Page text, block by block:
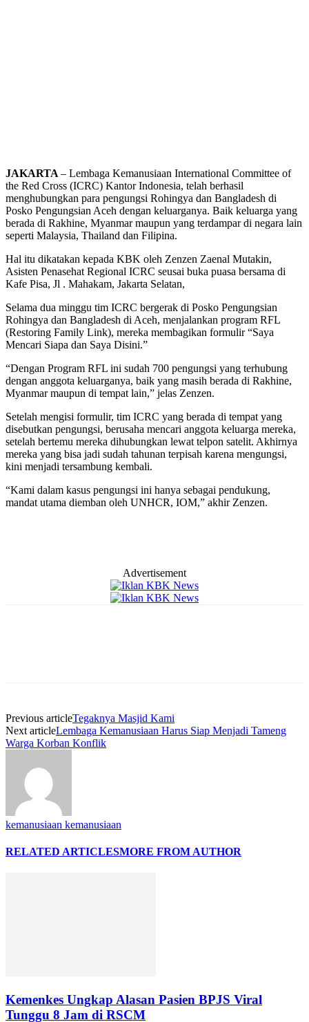
JAKARTA – Lembaga Kemanusiaan International Committee of
the Red Cross (ICRC) Kantor Indonesia, telah berhasil
menghubungkan para pengungsi Rohingya dan Bangladesh di
Posko Pengungsian Aceh dengan keluarganya. Baik keluarga yang
berada di Rakhine, Myanmar maupun yang terdampar di negara lain
seperti Malaysia, Thailand dan Filipina.
Hal itu dikatakan kepada KBK oleh Zenzen Zaenal Mutakin,
Asisten Penasehat Regional ICRC seusai buka puasa bersama di
Kafe Pisa, Jl . Mahakam, Jakarta Selatan,
Selama dua minggu tim ICRC bergerak di Posko Pengungsian
Rohingya dan Bangladesh di Aceh, menjalankan program RFL
(Restoring Family Link), mereka membagikan formulir “Saya
Mencari Siapa dan Saya Disini.”
“Dengan Program RFL ini sudah 700 pengungsi yang terhubung
dengan anggota keluarganya, baik yang masih berada di Rakhine,
Myanmar maupun di tempat lain,” jelas Zenzen.
Setelah mengisi formulir, tim ICRC yang berada di tempat yang
disebutkan pengungsi, berusaha mencari anggota keluarga mereka,
setelah bertemu mereka dihubungkan lewat telpon satelit. Akhirnya
mereka yang bisa jadi sudah tahunan terpisah karena mengungsi,
kini menjadi tersambung kembali.
“Kami dalam kasus pengungsi ini hanya sebagai pendukung,
mandat utama diemban oleh UNHCR, IOM,” akhir Zenzen.
Advertisement
Previous articleTegaknya Masjid Kami
Next articleLembaga Kemanusiaan Harus Siap Menjadi Tameng
Warga Korban Konflik
kemanusiaan kemanusiaan
RELATED ARTICLESMORE FROM AUTHOR
Kemenkes Ungkap Alasan Pasien BPJS Viral
Tunggu 8 Jam di RSCM